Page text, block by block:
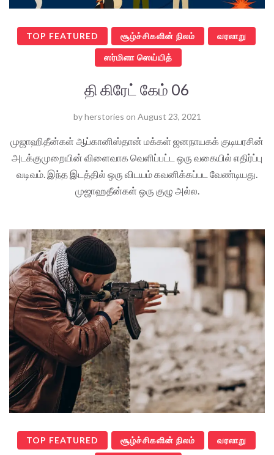
TOP FEATURED சூழ்ச்சிகளின் நிலம் வரலாறு
ஸர்மிளா ஸெய்யித்
தி கிரேட் கேம் 06
byherstories on August 23, 2021
முஜாஹிதீன்கள் ஆப்கானிஸ்தான் மக்கள் ஜனநாயகக் குடியரசின்
அடக்குமுறையின் விளைவாக வெளிப்பட்ட ஒரு வகையில் எதிர்ப்பு
வடிவம். இந்த இடத்தில் ஒரு விடயம் கவனிக்கப்பட வேண்டியது.
முஜாஹதீன்கள் ஒரு குழு அல்ல.
TOP FEATURED சூழ்ச்சிகளின் நிலம் வரலாறு